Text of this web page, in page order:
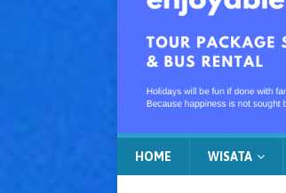
HOME WISATA